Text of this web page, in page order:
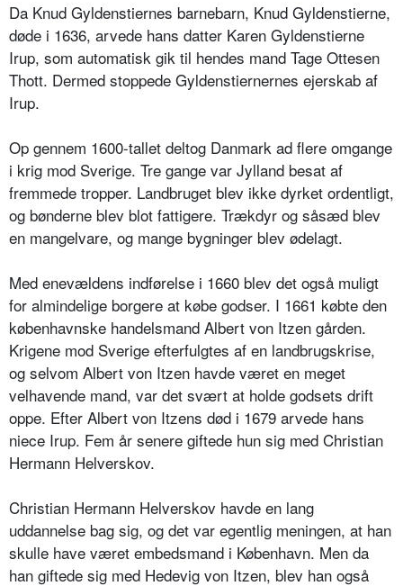
Da Knud Gyldenstiernes barnebarn, Knud Gyldenstierne,
døde i 1636, arvede hans datter Karen Gyldenstierne
Irup, som automatisk gik til hendes mand Tage Ottesen
Thott. Dermed stoppede Gyldenstiernernes ejerskab af
Irup.
Op gennem 1600-tallet deltog Danmark ad flere omgange
i krig mod Sverige. Tre gange var Jylland besat af
fremmede tropper. Landbruget blev ikke dyrket ordentligt,
og bønderne blev blot fattigere. Trækdyr og såsæd blev
en mangelvare, og mange bygninger blev ødelagt.
Med enevældens indførelse i 1660 blev det også muligt
for almindelige borgere at købe godser. I 1661 købte den
københavnske handelsmand Albert von Itzen gården.
Krigene mod Sverige efterfulgtes af en landbrugskrise,
og selvom Albert von Itzen havde været en meget
velhavende mand, var det svært at holde godsets drift
oppe. Efter Albert von Itzens død i 1679 arvede hans
niece Irup. Fem år senere giftede hun sig med Christian
Hermann Helverskov.
Christian Hermann Helverskov havde en lang
uddannelse bag sig, og det var egentlig meningen, at han
skulle have været embedsmand i København. Men da
han giftede sig med Hedevig von Itzen, blev han også